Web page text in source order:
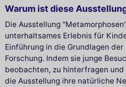
Warum ist diese
Die Ausstellung
unterhaltsames Erlebnis für
Einführung in die Grundlagen
Forschung. Indem sie junge
beobachten, zu hinterfragen
die Ausstellung ihre natürliche